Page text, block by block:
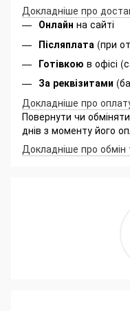
Докладніше про
Онлайн на сайті
Післяплата (при
Готівкою в офісі
За реквізитами
Докладніше про
Повернути чи
днів з моменту його
Докладніше про обмін